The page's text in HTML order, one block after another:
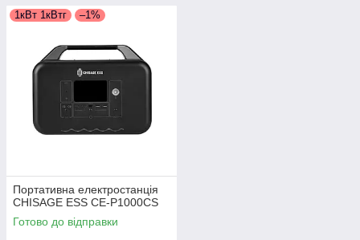
1кВт 1кВтг –1%
Портативна електростанція
CHISAGE ESS CE-P1000CS
Готово до відправки